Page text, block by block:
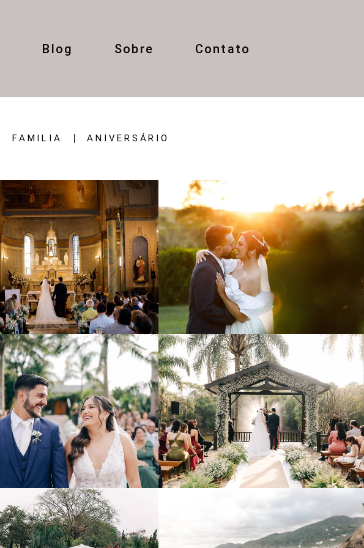
Blog Sobre Contato
FAMILIA ANIVERSÁRIO
278 0 583
941 3 1003 1